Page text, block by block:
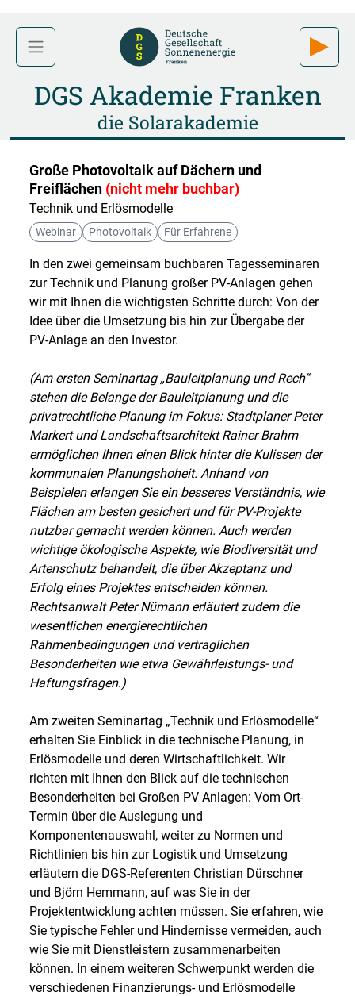
DGS Akademie Franken
die Solarakademie
Große Photovoltaik auf Dächern und
Freiflächen (nicht mehr buchbar)
Technik und Erlösmodelle
Webinar Photovoltaik Für Erfahrene
In den zwei gemeinsam buchbaren Tagesseminaren
zur Technik und Planung großer PV-Anlagen gehen
wir mit Ihnen die wichtigsten Schritte durch: Von der
Idee über die Umsetzung bis hin zur Übergabe der
PV-Anlage an den Investor.
(Am ersten Seminartag „Bauleitplanung und Rech“
stehen die Belange der Bauleitplanung und die
privatrechtliche Planung im Fokus: Stadtplaner Peter
Markert und Landschaftsarchitekt Rainer Brahm
ermöglichen Ihnen einen Blick hinter die Kulissen der
kommunalen Planungshoheit. Anhand von
Beispielen erlangen Sie ein besseres Verständnis, wie
Flächen am besten gesichert und für PV-Projekte
nutzbar gemacht werden können. Auch werden
wichtige ökologische Aspekte, wie Biodiversität und
Artenschutz behandelt, die über Akzeptanz und
Erfolg eines Projektes entscheiden können.
Rechtsanwalt Peter Nümann erläutert zudem die
wesentlichen energierechtlichen
Rahmenbedingungen und vertraglichen
Besonderheiten wie etwa Gewährleistungs- und
Haftungsfragen.)
Am zweiten Seminartag „Technik und Erlösmodelle“
erhalten Sie Einblick in die technische Planung, in
Erlösmodelle und deren Wirtschaftlichkeit. Wir
richten mit Ihnen den Blick auf die technischen
Besonderheiten bei Großen PV Anlagen: Vom Ort-
Termin über die Auslegung und
Komponentenauswahl, weiter zu Normen und
Richtlinien bis hin zur Logistik und Umsetzung
erläutern die DGS-Referenten Christian Dürschner
und Björn Hemmann, auf was Sie in der
Projektentwicklung achten müssen. Sie erfahren, wie
Sie typische Fehler und Hindernisse vermeiden, auch
wie Sie mit Dienstleistern zusammenarbeiten
können. In einem weiteren Schwerpunkt werden die
verschiedenen Finanzierungs- und Erlösmodelle